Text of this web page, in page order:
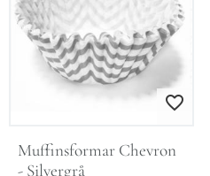
Lägg till i
Muffinsformar Chevron
- Silvergrå